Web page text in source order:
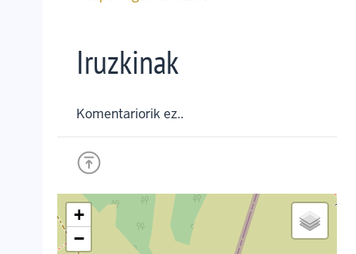
Iruzkinak
Komentariorik ez..
+
−